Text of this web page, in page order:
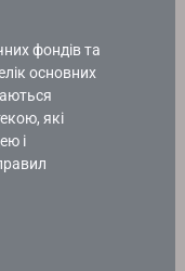
фондів та
основних
які
і